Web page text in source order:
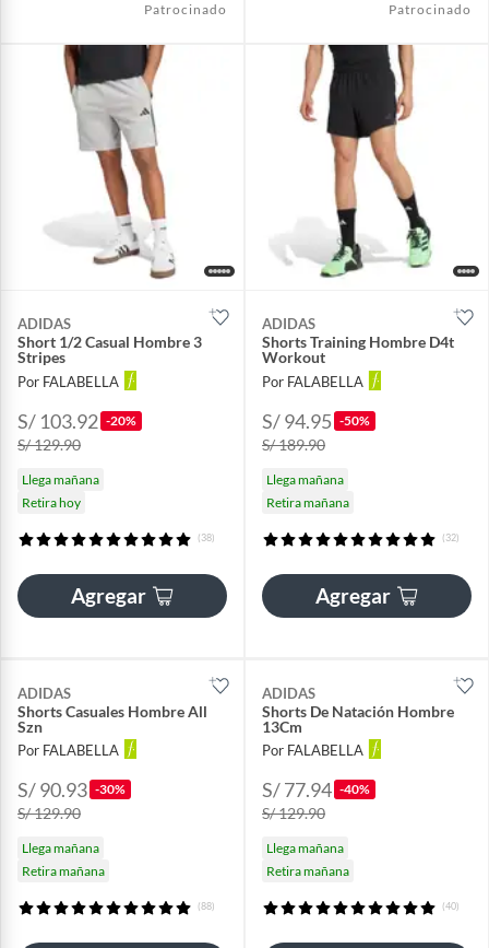
Patrocinado Patrocinado
ADIDAS
Short 1/2 Casual Hombre 3
Stripes
Por FALABELLA
S/ 103.92 -20%
S/ 129.90
Llega mañana
Retira hoy
(38)
Agregar
ADIDAS
Shorts Training Hombre D4t
Workout
Por FALABELLA
S/ 94.95 -50%
S/ 189.90
Llega mañana
Retira mañana
(32)
Agregar
ADIDAS
Shorts Casuales Hombre All
Szn
Por FALABELLA
S/ 90.93 -30%
S/ 129.90
Llega mañana
Retira mañana
(88)
ADIDAS
Shorts De Natación Hombre
13Cm
Por FALABELLA
S/ 77.94 -40%
S/ 129.90
Llega mañana
Retira mañana
(40)